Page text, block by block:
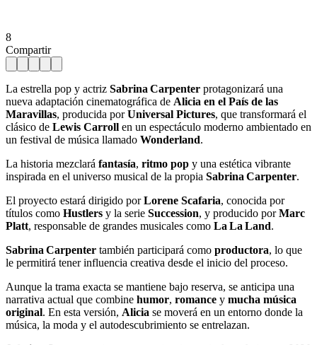
8
Compartir
La estrella pop y actriz Sabrina Carpenter protagonizará una
nueva adaptación cinematográfica de Alicia en el País de las
Maravillas, producida porUniversal Pictures, que transformará el
clásico de Lewis Carroll en un espectáculo moderno ambientado en
un festival de música llamado Wonderland.
La historia mezclará fantasía, ritmo pop y una estética vibrante
inspirada en el universo musical de la propia Sabrina Carpenter.
El proyecto estará dirigido porLorene Scafaria, conocida por
títulos como Hustlers y la serie Succession, y producido porMarc
Platt, responsable de grandes musicales como La La Land.
Sabrina Carpenter también participará como productora, lo que
le permitirá tener influencia creativa desde el inicio del proceso.
Aunque la trama exacta se mantiene bajo reserva, se anticipa una
narrativa actual que combine humor, romance y mucha música
original. En esta versión, Alicia se moverá en un entorno donde la
música, la moda y el autodescubrimiento se entrelazan.